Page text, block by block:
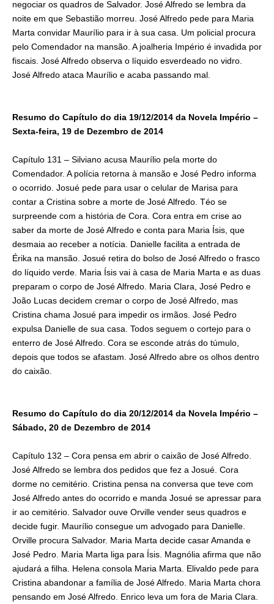
negociar os quadros de Salvador. José Alfredo se lembra da
noite em que Sebastião morreu. José Alfredo pede para Maria
Marta convidar Maurílio para ir à sua casa. Um policial procura
pelo Comendador na mansão. A joalheria Império é invadida por
fiscais. José Alfredo observa o líquido esverdeado no vidro.
José Alfredo ataca Maurílio e acaba passando mal.
Resumo do Capítulo do dia 19/12/2014 da Novela Império –
Sexta-feira, 19 de Dezembro de 2014
Capítulo 131 – Silviano acusa Maurílio pela morte do
Comendador. A polícia retorna à mansão e José Pedro informa
o ocorrido. Josué pede para usar o celular de Marisa para
contar a Cristina sobre a morte de José Alfredo. Téo se
surpreende com a história de Cora. Cora entra em crise ao
saber da morte de José Alfredo e conta para Maria Ísis, que
desmaia ao receber a notícia. Danielle facilita a entrada de
Érika na mansão. Josué retira do bolso de José Alfredo o frasco
do líquido verde. Maria Ísis vai à casa de Maria Marta e as duas
preparam o corpo de José Alfredo. Maria Clara, José Pedro e
João Lucas decidem cremar o corpo de José Alfredo, mas
Cristina chama Josué para impedir os irmãos. José Pedro
expulsa Danielle de sua casa. Todos seguem o cortejo para o
enterro de José Alfredo. Cora se esconde atrás do túmulo,
depois que todos se afastam. José Alfredo abre os olhos dentro
do caixão.
Resumo do Capítulo do dia 20/12/2014 da Novela Império –
Sábado, 20 de Dezembro de 2014
Capítulo 132 – Cora pensa em abrir o caixão de José Alfredo.
José Alfredo se lembra dos pedidos que fez a Josué. Cora
dorme no cemitério. Cristina pensa na conversa que teve com
José Alfredo antes do ocorrido e manda Josué se apressar para
ir ao cemitério. Salvador ouve Orville vender seus quadros e
decide fugir. Maurílio consegue um advogado para Danielle.
Orville procura Salvador. Maria Marta decide casar Amanda e
José Pedro. Maria Marta liga para Ísis. Magnólia afirma que não
ajudará a filha. Helena consola Maria Marta. Elivaldo pede para
Cristina abandonar a família de José Alfredo. Maria Marta chora
pensando em José Alfredo. Enrico leva um fora de Maria Clara.